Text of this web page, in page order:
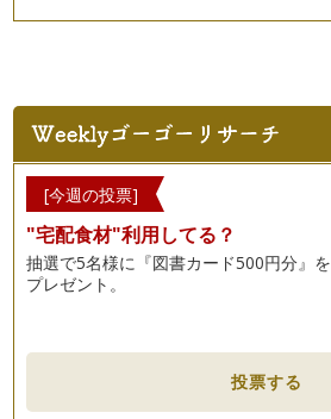
[今週の投票]
"宅配食材"利用してる？
抽選で5名様に『図書カード500円分』を
プレゼント。
投票する